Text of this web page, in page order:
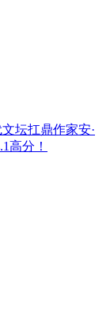
坛扛鼎作家安·
高分！